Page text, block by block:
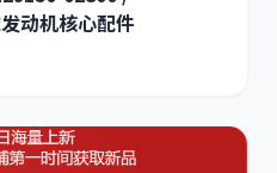
动机核心配件